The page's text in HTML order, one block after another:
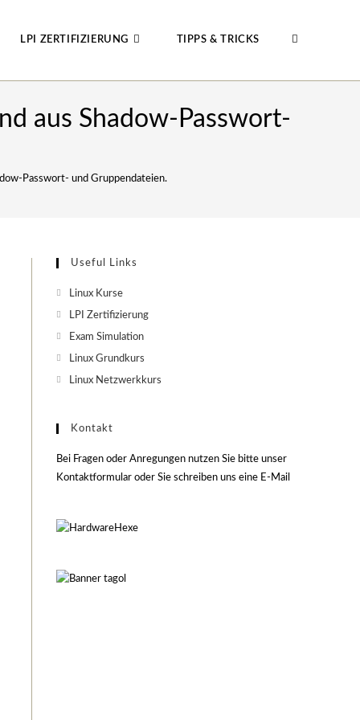
LPI ZERTIFIZIERUNG TIPPS & TRICKS WEBSITE-
aus Shadow-Passwort-
Passwort- und Gruppendateien.
Useful Links
Linux Kurse
LPI Zertifizierung
Exam Simulation
Linux Grundkurs
Linux Netzwerkkurs
Kontakt
Bei Fragen oder Anregungen nutzen Sie bitte unser
Kontaktformular oder Sie schreiben uns eine E-Mail